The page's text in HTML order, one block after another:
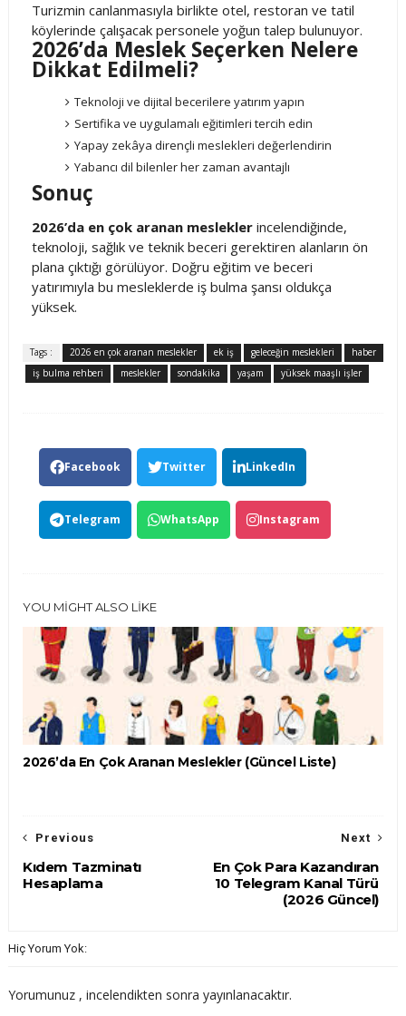
Turizmin canlanmasıyla birlikte otel, restoran ve tatil
köylerinde çalışacak personele yoğun talep bulunuyor.
2026’da Meslek Seçerken Nelere
Dikkat Edilmeli?
Teknoloji ve dijital becerilere yatırım yapın
Sertifika ve uygulamalı eğitimleri tercih edin
Yapay zekâya dirençli meslekleri değerlendirin
Yabancı dil bilenler her zaman avantajlı
Sonuç
2026’da en çok aranan mesleklerincelendiğinde,
teknoloji, sağlık ve teknik beceri gerektiren alanların ön
plana çıktığı görülüyor. Doğru eğitim ve beceri
yatırımıyla bu mesleklerde iş bulma şansı oldukça
yüksek.
Tags : 2026 en çok aranan meslekler ek iş geleceğin meslekleri
haber
iş bulma rehberi
meslekler sondakika yaşam yüksek maaşlı işler
Facebook Twitter LinkedIn
Telegram WhatsApp Instagram
YOU MIGHT ALSO LIKE
2026’da En Çok Aranan Meslekler (Güncel Liste)
Next
En Çok Para Kazandıran
10 Telegram Kanal Türü
(2026 Güncel)
Previous
Kıdem Tazminatı
Hesaplama
Hiç Yorum Yok:
Yorumunuz , incelendikten sonra yayınlanacaktır.